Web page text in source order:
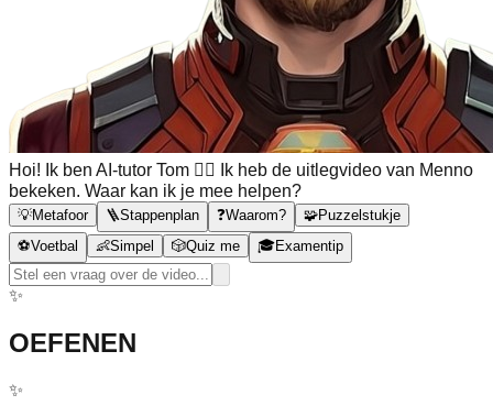
Hoi! Ik ben AI-tutor Tom 🙋‍♂️ Ik heb de uitlegvideo van Menno
bekeken. Waar kan ik je mee helpen?
💡Metafoor 🪜Stappenplan ❓Waarom? 🧩Puzzelstukje
⚽Voetbal 👶Simpel 🎲Quiz me 🎓Examentip
✨
OEFENEN
✨